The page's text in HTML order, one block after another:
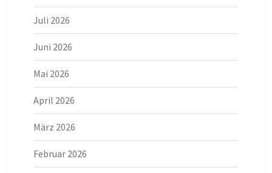
Juli 2026
Juni 2026
Mai 2026
April 2026
März 2026
Februar 2026